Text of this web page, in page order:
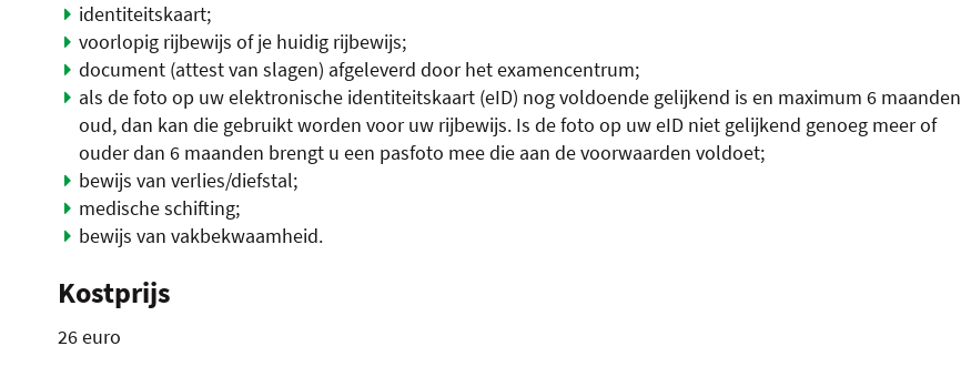
identiteitskaart;
voorlopig rijbewijs of je huidig rijbewijs;
document (attest van slagen) afgeleverd door het examencentrum;
als de foto op uw elektronische identiteitskaart (eID) nog voldoende gelijkend is en maximum 6 maanden
oud, dan kan die gebruikt worden voor uw rijbewijs. Is de foto op uw eID niet gelijkend genoeg meer of
ouder dan 6 maanden brengt u een pasfoto mee die aan de voorwaarden voldoet;
bewijs van verlies/diefstal;
medische schifting;
bewijs van vakbekwaamheid.
Kostprijs
26 euro